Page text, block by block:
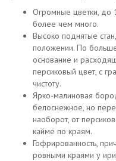
Огромные цветки, до
более чем много.
Высоко поднятые
положении. По
основание и
персиковый цвет, с
чистоту.
Ярко-малиновая
белоснежное, но
наоборот, от
кайме по краям.
Гофрированность,
ровными краями у